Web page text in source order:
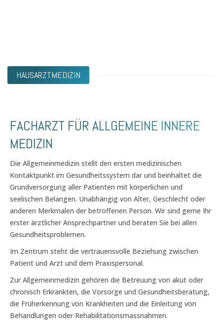
HAUSARZTMEDIZIN
FACHARZT FÜR ALLGEMEINE INNERE
MEDIZIN
Die Allgemeinmedizin stellt den ersten medizinischen
Kontaktpunkt im Gesundheitssystem dar und beinhaltet die
Grundversorgung aller Patienten mit körperlichen und
seelischen Belangen. Unabhängig von Alter, Geschlecht oder
anderen Merkmalen der betroffenen Person. Wir sind gerne Ihr
erster ärztlicher Ansprechpartner und beraten Sie bei allen
Gesundheitsproblemen.
Im Zentrum steht die vertrauensvolle Beziehung zwischen
Patient und Arzt und dem Praxispersonal.
Zur Allgemeinmedizin gehören die Betreuung von akut oder
chronisch Erkrankten, die Vorsorge und Gesundheitsberatung,
die Früherkennung von Krankheiten und die Einleitung von
Behandlungen oder Rehabilitationsmassnahmen.